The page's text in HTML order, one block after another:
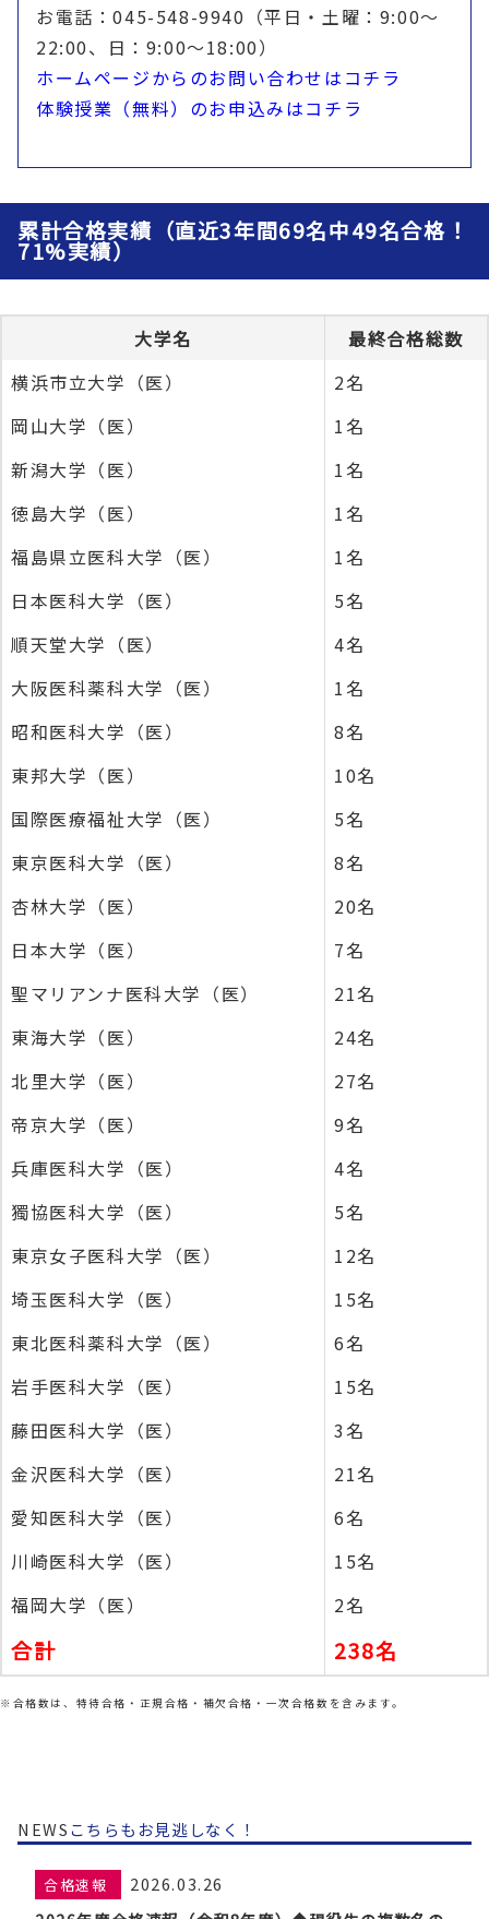
お電話：045-548-9940（平日・土曜：9:00〜
22:00、日：9:00〜18:00）
ホームページからのお問い合わせはコチラ
体験授業（無料）のお申込みはコチラ
累計合格実績（直近3年間69名中49名合格！
71%実績）
大学名
最終合格総数
横浜市立大学（医）
2名
岡山大学（医）
1名
新潟大学（医）
1名
徳島大学（医）
1名
福島県立医科大学（医）
1名
日本医科大学（医）
5名
順天堂大学（医）
4名
大阪医科薬科大学（医）
1名
昭和医科大学（医）
8名
東邦大学（医）
10名
国際医療福祉大学（医）
5名
東京医科大学（医）
8名
杏林大学（医）
20名
日本大学（医）
7名
聖マリアンナ医科大学（医）
21名
東海大学（医）
24名
北里大学（医）
27名
帝京大学（医）
9名
兵庫医科大学（医）
4名
獨協医科大学（医）
5名
東京女子医科大学（医）
12名
埼玉医科大学（医）
15名
東北医科薬科大学（医）
6名
岩手医科大学（医）
15名
藤田医科大学（医）
3名
金沢医科大学（医）
21名
愛知医科大学（医）
6名
川崎医科大学（医）
15名
福岡大学（医）
2名
合計 238名
※合格数は、特待合格・正規合格・補欠合格・一次合格数を含みます。
NEWSこちらもお見逃しなく！
合格速報
2026.03.26